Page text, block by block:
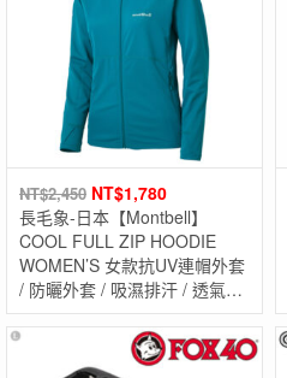
NT$2,450 NT$1,780
長毛象-日本【Montbell】
COOL FULL ZIP HOODIE
WOMEN’S 女款抗UV連帽外套
/ 防曬外套 / 吸濕排汗 / 透氣快
乾